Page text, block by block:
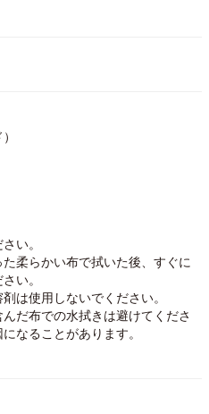
い。
柔らかい布で拭いた後、すぐに
い。
は使用しないでください。
だ布での水拭きは避けてくださ
なることがあります。